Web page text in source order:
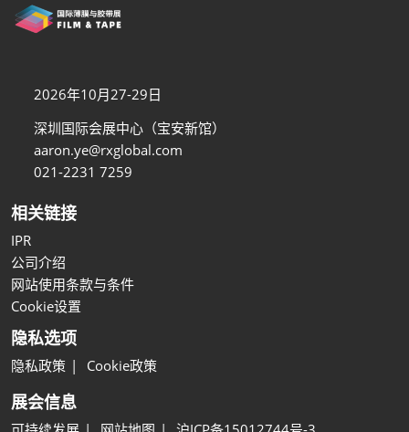
2026年10月27-29日
深圳国际会展中心（宝安新馆）
aaron.ye@rxglobal.com
021-2231 7259
相关链接
IPR
公司介绍
网站使用条款与条件
Cookie设置
隐私选项
隐私政策 Cookie政策
展会信息